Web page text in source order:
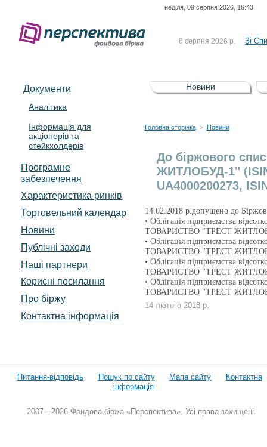
неділя, 09 серпня 2026, 16:43
6 серпня 2026 р. Зі
5 серпня 2026 р.
Зі
UA4000232607)
4 серпня 2026 р.
Документи
Аналітика
Інформація для
акціонерів та
стейкхолдерів
Програмне
забезпечення
Характеристика pинків
Торговельний календар
Новини
Публічні заходи
Наші партнери
Корисні посилання
Про біржу
Контактна інформація
Новини
Головна сторінка > Новини
До біржового
ЖИТЛОБУД-1" (ISIN
UA4000200273,
14.02.2018 р.допущено до
• Облігація підприємства
ТОВАРИСТВО "ТРЕСТ
• Облігація підприємства
ТОВАРИСТВО "ТРЕСТ
• Облігація підприємства
ТОВАРИСТВО "ТРЕСТ
• Облігація підприємства
ТОВАРИСТВО "ТРЕСТ
14 лютого 2018 р.
Питання-відповідь Пошук по сайту Мапа сайту
Контактна
інформація
2007—2026 Фондова біржа «Перспектива». Усі права захищені.